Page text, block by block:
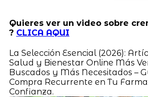
Quieres ver un video sobre
? CLICA AQUI
La Selección Esencial (2026):
Salud y Bienestar Online Más
Buscados y Más Necesitados –
Compra Recurrente en Tu
Confianza.